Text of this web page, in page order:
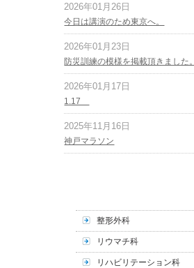
2026年01月26日
今日は講演のため東京へ。
2026年01月23日
防災訓練の模様を掲載頂きました。
2026年01月17日
1.17
2025年11月16日
神戸マラソン
整形外科
リウマチ科
リハビリテーション科